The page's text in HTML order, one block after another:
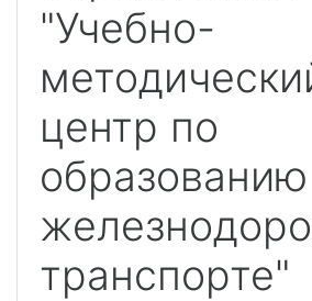
"Учебно-
центр по
транспорте"